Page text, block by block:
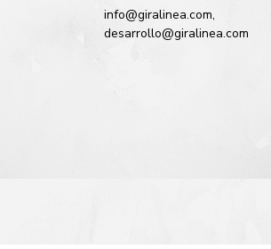
info@giralinea.com,
desarrollo@giralinea.com